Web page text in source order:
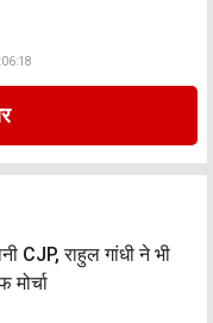
CJP, राहुल गांधी ने भी